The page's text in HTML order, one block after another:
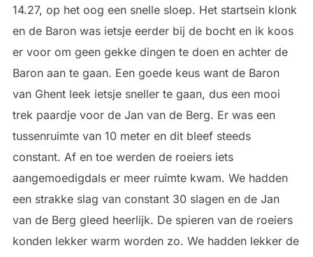
14.27, op het oog een snelle sloep. Het startsein klonk
en de Baron was ietsje eerder bij de bocht en ik koos
er voor om geen gekke dingen te doen en achter de
Baron aan te gaan. Een goede keus want de Baron
van Ghent leek ietsje sneller te gaan, dus een mooi
trek paardje voor de Jan van de Berg. Er was een
tussenruimte van 10 meter en dit bleef steeds
constant. Af en toe werden de roeiers iets
aangemoedigdals er meer ruimte kwam. We hadden
een strakke slag van constant 30 slagen en de Jan
van de Berg gleed heerlijk. De spieren van de roeiers
konden lekker warm worden zo. We hadden lekker de